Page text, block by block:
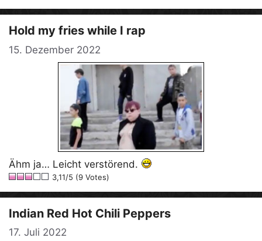
Hold my fries while I rap
15. Dezember 2022
Ähm ja… Leicht verstörend.
3,11/5 (9 Votes)
Indian Red Hot Chili Peppers
17. Juli 2022